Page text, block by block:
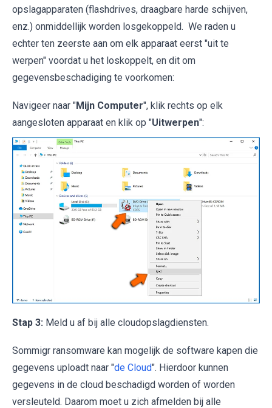
opslagapparaten (flashdrives, draagbare harde schijven,
enz.) onmiddellijk worden losgekoppeld. We raden u
echter ten zeerste aan om elk apparaat eerst "uit te
werpen" voordat u het loskoppelt, en dit om
gegevensbeschadiging te voorkomen:
Navigeer naar "Mijn Computer", klik rechts op elk
aangesloten apparaat en klik op "Uitwerpen":
Stap 3: Meld u af bij alle cloudopslagdiensten.
Sommigr ransomware kan mogelijk de software kapen die
gegevens uploadt naar "de Cloud". Hierdoor kunnen
gegevens in de cloud beschadigd worden of worden
versleuteld. Daarom moet u zich afmelden bij alle